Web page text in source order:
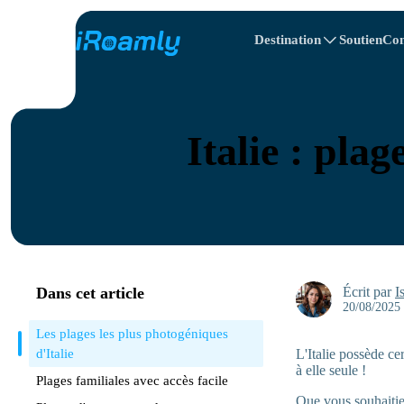
Destination Soutien
Bulgarie
Italie :
Dans cet article
Les plages les plus photogéniques
d'Italie
Plages familiales avec accès facile
Écrit par
20/08/2025
L'Italie possède
à elle seule !
Que vous